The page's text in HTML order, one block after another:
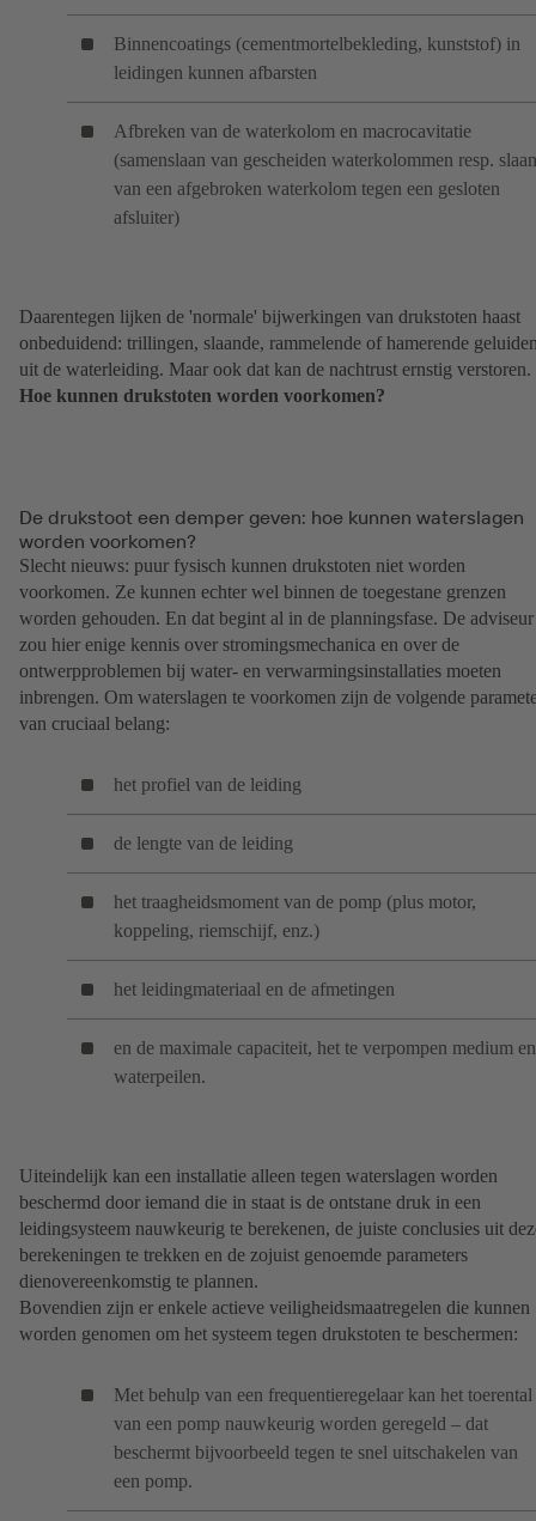
Binnencoatings (cementmortelbekleding, kunststof) in
leidingen kunnen afbarsten
Afbreken van de waterkolom en macrocavitatie
(samenslaan van gescheiden waterkolommen resp. slaan
van een afgebroken waterkolom tegen een gesloten
afsluiter)
Daarentegen lijken de 'normale' bijwerkingen van drukstoten haast
onbeduidend: trillingen, slaande, rammelende of hamerende
uit de waterleiding. Maar ook dat kan de nachtrust ernstig verstoren.
Hoe kunnen drukstoten worden voorkomen?
De drukstoot een demper geven: hoe kunnen waterslagen
worden voorkomen?
Slecht nieuws: puur fysisch kunnen drukstoten niet worden
voorkomen. Ze kunnen echter wel binnen de toegestane grenzen
worden gehouden. En dat begint al in de planningsfase. De adviseur
zou hier enige kennis over stromingsmechanica en over de
ontwerpproblemen bij water- en verwarmingsinstallaties moeten
inbrengen. Om waterslagen te voorkomen zijn de volgende
van cruciaal belang:
het profiel van de leiding
de lengte van de leiding
het traagheidsmoment van de pomp (plus motor,
koppeling, riemschijf, enz.)
het leidingmateriaal en de afmetingen
en de maximale capaciteit, het te verpompen medium en
waterpeilen.
Uiteindelijk kan een installatie alleen tegen waterslagen worden
beschermd door iemand die in staat is de ontstane druk in een
leidingsysteem nauwkeurig te berekenen, de juiste conclusies uit
berekeningen te trekken en de zojuist genoemde parameters
dienovereenkomstig te plannen.
Bovendien zijn er enkele actieve veiligheidsmaatregelen die kunnen
worden genomen om het systeem tegen drukstoten te beschermen:
Met behulp van een frequentieregelaar kan het toerental
van een pomp nauwkeurig worden geregeld – dat
beschermt bijvoorbeeld tegen te snel uitschakelen van
een pomp.